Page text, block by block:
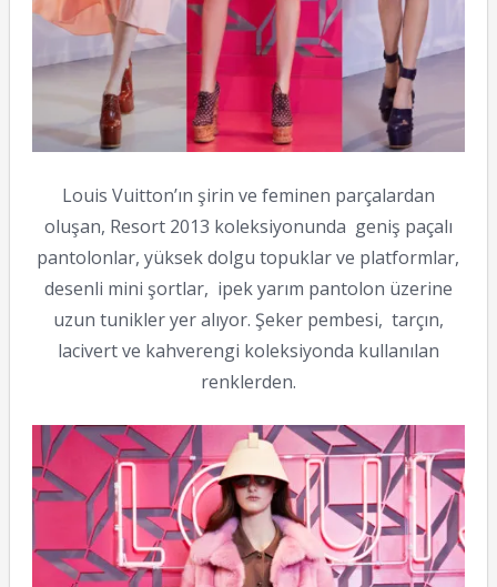
Louis Vuitton’ın şirin ve feminen parçalardan
oluşan, Resort 2013 koleksiyonunda geniş paçalı
pantolonlar, yüksek dolgu topuklar ve platformlar,
desenli mini şortlar, ipek yarım pantolon üzerine
uzun tunikler yer alıyor. Şeker pembesi, tarçın,
lacivert ve kahverengi koleksiyonda kullanılan
renklerden.